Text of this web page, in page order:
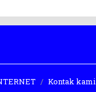
Kontak kami